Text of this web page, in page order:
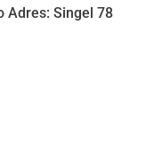
Adres: Singel 78